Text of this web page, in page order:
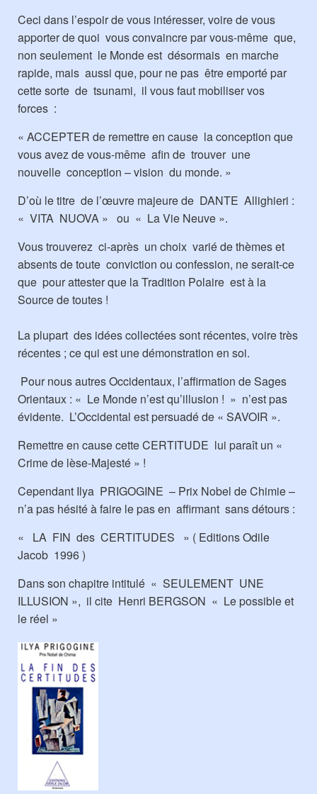
Ceci dans l’espoir de vous intéresser, voire de vous
apporter de quoi vous convaincre par vous-même que,
non seulement le Monde est désormais en marche
rapide, mais aussi que, pour ne pas être emporté par
cette sorte de tsunami, il vous faut mobiliser vos
forces :
« ACCEPTER de remettre en cause la conception que
vous avez de vous-même afin de trouver une
nouvelle conception – vision du monde. »
D’où le titre de l’œuvre majeure de DANTE Allighieri :
« VITA NUOVA » ou « La Vie Neuve ».
Vous trouverez ci-après un choix varié de thèmes et
absents de toute conviction ou confession, ne serait-ce
que pour attester que la Tradition Polaire est à la
Source de toutes !
La plupart des idées collectées sont récentes, voire très
récentes ; ce qui est une démonstration en soi.
Pour nous autres Occidentaux, l’affirmation de Sages
Orientaux : « Le Monde n’est qu’illusion ! » n’est pas
évidente. L’Occidental est persuadé de « SAVOIR ».
Remettre en cause cette CERTITUDE lui paraît un «
Crime de lèse-Majesté » !
Cependant Ilya PRIGOGINE – Prix Nobel de Chimie –
n’a pas hésité à faire le pas en affirmant sans détours :
« LA FIN des CERTITUDES » ( Editions Odile
Jacob 1996 )
Dans son chapitre intitulé « SEULEMENT UNE
ILLUSION », il cite Henri BERGSON « Le possible et
le réel »